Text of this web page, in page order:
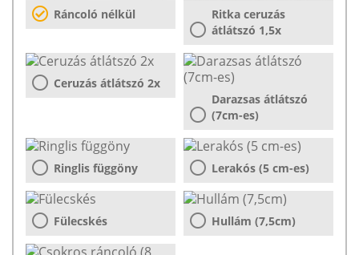
Ráncoló nélkül
Ritka ceruzás
átlátszó 1,5x
Ceruzás átlátszó 2x
Darazsas átlátszó
(7cm-es)
Ringlis függöny Lerakós (5 cm-es)
Fülecskés Hullám (7,5cm)